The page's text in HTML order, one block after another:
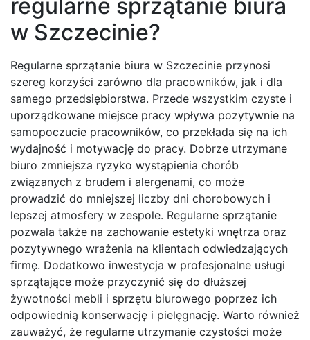
regularne sprzątanie biura
w Szczecinie?
Regularne sprzątanie biura w Szczecinie przynosi
szereg korzyści zarówno dla pracowników, jak i dla
samego przedsiębiorstwa. Przede wszystkim czyste i
uporządkowane miejsce pracy wpływa pozytywnie na
samopoczucie pracowników, co przekłada się na ich
wydajność i motywację do pracy. Dobrze utrzymane
biuro zmniejsza ryzyko wystąpienia chorób
związanych z brudem i alergenami, co może
prowadzić do mniejszej liczby dni chorobowych i
lepszej atmosfery w zespole. Regularne sprzątanie
pozwala także na zachowanie estetyki wnętrza oraz
pozytywnego wrażenia na klientach odwiedzających
firmę. Dodatkowo inwestycja w profesjonalne usługi
sprzątające może przyczynić się do dłuższej
żywotności mebli i sprzętu biurowego poprzez ich
odpowiednią konserwację i pielęgnację. Warto również
zauważyć, że regularne utrzymanie czystości może